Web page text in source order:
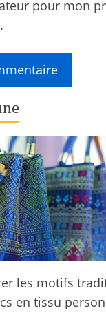
pour mon
les motifs
en tissu